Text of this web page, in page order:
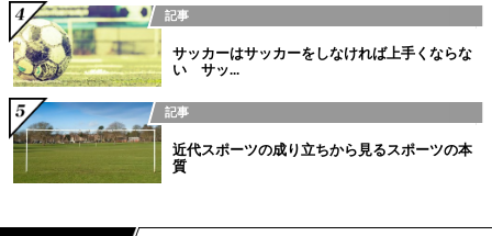
記事
サッカーはサッカーをしなければ上手くならな
い サッ...
記事
近代スポーツの成り立ちから見るスポーツの本
質